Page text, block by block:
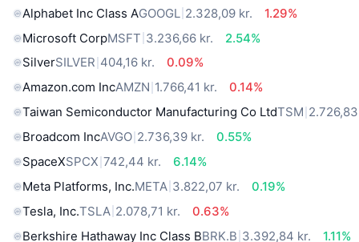
Alphabet Inc Class AGOOGL 2.328,09 kr.
1.29%
Microsoft CorpMSFT 3.236,66 kr.
2.54%
SilverSILVER 404,16 kr.
0.09%
Amazon.com IncAMZN 1.766,41 kr.
0.14%
Taiwan Semiconductor Manufacturing Co LtdTSM
Broadcom IncAVGO 2.736,39 kr.
0.55%
SpaceXSPCX 742,44 kr.
6.14%
Meta Platforms, Inc.META 3.822,07 kr.
0.19%
Tesla, Inc.TSLA 2.078,71 kr.
0.63%
Berkshire Hathaway Inc Class BBRK.B 3.392,84 kr.
1.11%